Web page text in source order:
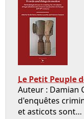
Le Petit Peuple
Auteur : Damian
d'enquêtes
et asticots sont…